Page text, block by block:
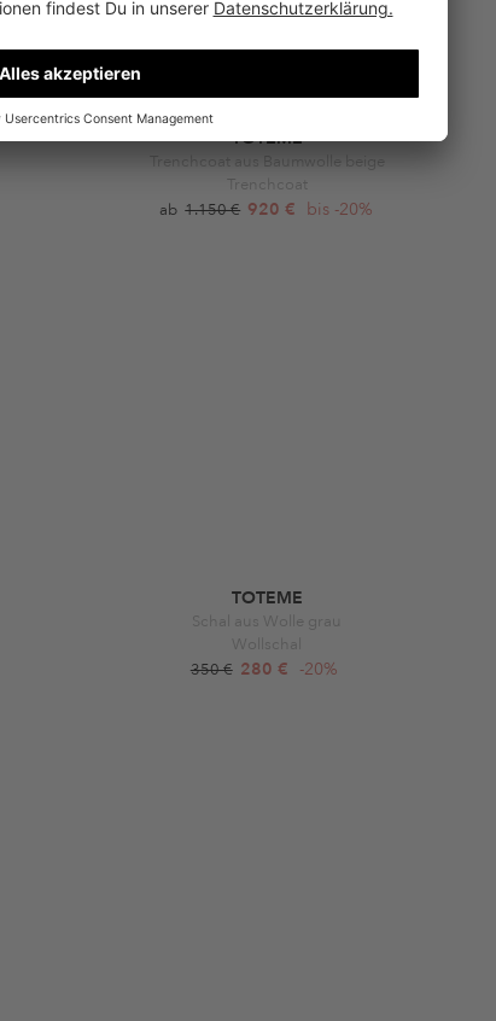
TOTEME
Trenchcoat aus Baumwolle beige
Trenchcoat
ab 1.150 € 920 € bis -20%
TOTEME
Schal aus Wolle grau
Wollschal
350 € 280 € -20%